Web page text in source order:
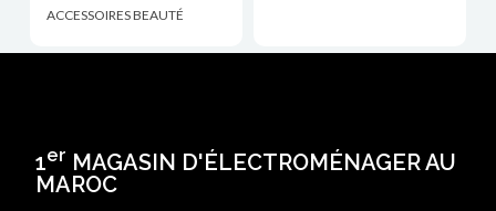
ACCESSOIRES BEAUTÉ
1er MAGASIN D'ÉLECTROMÉNAGER AU
MAROC